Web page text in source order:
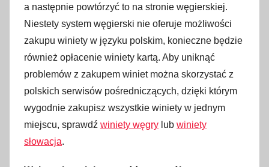
a następnie powtórzyć to na stronie węgierskiej.
Niestety system węgierski nie oferuje możliwości
zakupu winiety w języku polskim, konieczne będzie
również opłacenie winiety kartą. Aby uniknąć
problemów z zakupem winiet można skorzystać z
polskich serwisów pośredniczących, dzięki którym
wygodnie zakupisz wszystkie winiety w jednym
miejscu, sprawdź winiety węgry lub winiety
słowacja.